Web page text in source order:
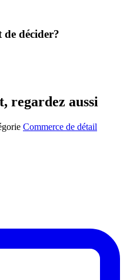
décider?
regardez aussi
Commerce de détail